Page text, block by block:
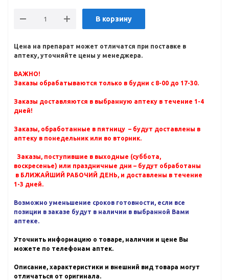
В корзину
Цена на препарат может отличатся при поставке в
аптеку, уточняйте цены у менеджера.
ВАЖНО!
Заказы обрабатываются только в будни с 8-00 до 17-30.
Заказы доставляются в выбранную аптеку в течение 1-4
дней!
Заказы, обработанные в пятницу – будут доставлены в
аптеку в понедельник или во вторник.
Заказы, поступившие в выходные (суббота,
воскресенье) или праздничные дни – будут обработаны
в БЛИЖАЙШИЙ РАБОЧИЙ ДЕНЬ, и доставлены в течение
1-3 дней.
Возможно уменьшение сроков готовности, если все
позиции в заказе будут в наличии в выбранной Вами
аптеке.
Уточнить информацию о товаре, наличии и цене Вы
можете по телефонам аптек.
Описание, характеристики и внешний вид товара могут
отличаться от оригинала.